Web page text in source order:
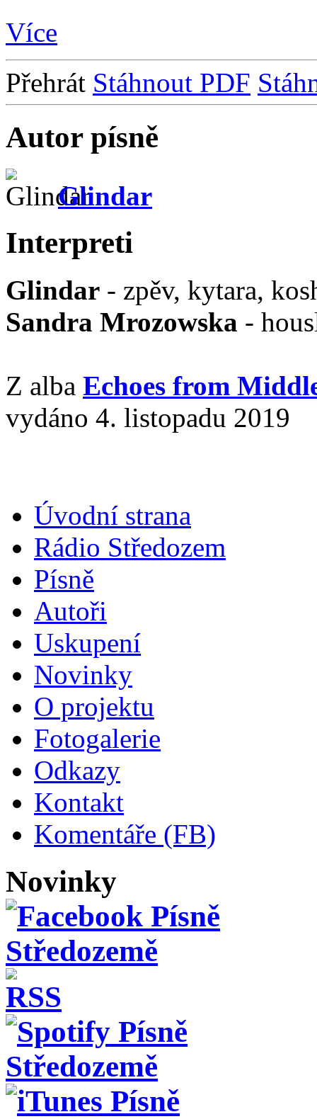
Více
Přehrát Stáhnout PDF
Autor písně
Glindar
Interpreti
Glindar - zpěv, kytara,
Sandra Mrozowska -
Z alba Echoes from
vydáno 4. listopadu 2019
Úvodní strana
Rádio Středozem
Písně
Autoři
Uskupení
Novinky
O projektu
Fotogalerie
Odkazy
Kontakt
Komentáře (FB)
Novinky